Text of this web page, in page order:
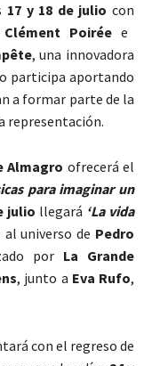
17 y 18 de julio con
Clément Poirée e
, una innovadora
participa aportando
a formar parte de la
representación.
Almagro ofrecerá el
para imaginar un
julio llegará ‘La vida
universo de Pedro
por La Grande
, junto a Eva Rufo,
con el regreso de